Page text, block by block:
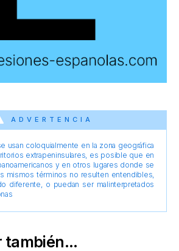
ADVERTENCIA
usan coloquialmente en la zona geográfica
extrapeninsulares, es posible que en
y en otros lugares donde se
mismos términos no resulten entendibles,
diferente, o puedan ser malinterpretados
también...